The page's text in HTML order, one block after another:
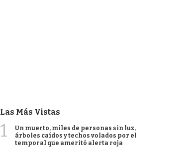
Las Más Vistas
1
Un muerto, miles de personas sin luz,
árboles caídos y techos volados por el
temporal que ameritó alerta roja